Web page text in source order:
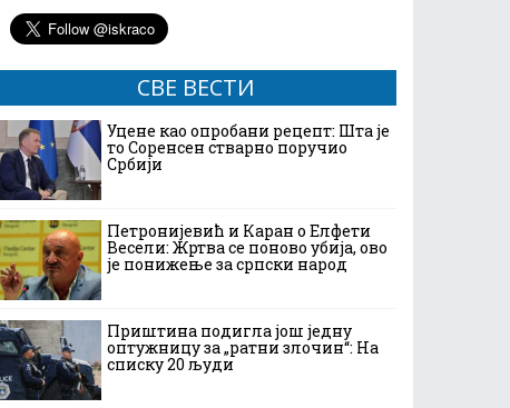
СВЕ ВЕСТИ
Уцене као опробани рецепт: Шта је
то Соренсен стварно поручио
Србији
Петронијевић и Каран о Елфети
Весели: Жртва се поново убија, ово
је понижење за српски народ
Приштина подигла још једну
оптужницу за „ратни злочин“: На
списку 20 људи